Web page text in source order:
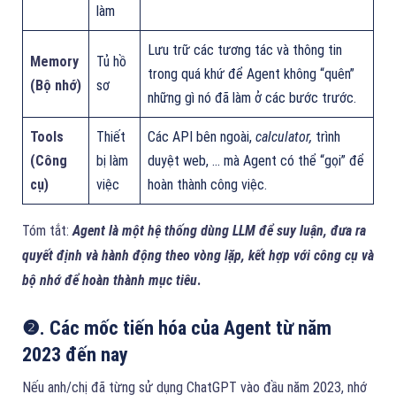
làm
Memory
(Bộ nhớ)
Tủ hồ
sơ
Lưu trữ các tương tác và thông tin
trong quá khứ để Agent không “quên”
những gì nó đã làm ở các bước trước.
Tools
(Công
cụ)
Thiết
bị làm
việc
Các API bên ngoài, calculator, trình
duyệt web, … mà Agent có thể “gọi” để
hoàn thành công việc.
Tóm tắt: Agent là một hệ thống dùng LLM để suy luận, đưa ra
quyết định và hành động theo vòng lặp, kết hợp với công cụ và
bộ nhớ để hoàn thành mục tiêu.
❷. Các mốc tiến hóa của Agent từ năm
2023 đến nay
Nếu anh/chị đã từng sử dụng ChatGPT vào đầu năm 2023, nhớ